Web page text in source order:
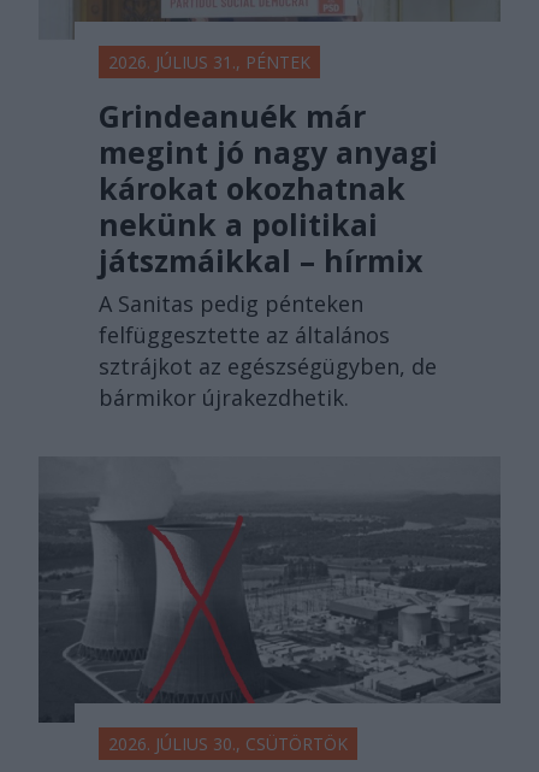
2026. JÚLIUS 31., PÉNTEK
Grindeanuék már
megint jó nagy anyagi
károkat okozhatnak
nekünk a politikai
játszmáikkal – hírmix
A Sanitas pedig pénteken
felfüggesztette az általános
sztrájkot az egészségügyben, de
bármikor újrakezdhetik.
2026. JÚLIUS 30., CSÜTÖRTÖK